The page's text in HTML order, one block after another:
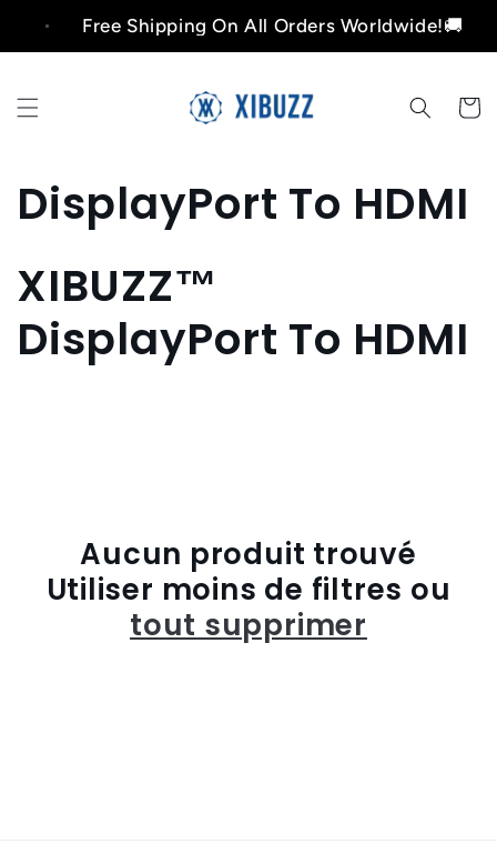
passerFree Shipping On All Orders Worldwide!🚚
Panier
C
o
l
l
DisplayPort To HDMI
XIBUZZ™
DisplayPort To HDMI
Aucun produit trouvé
Utiliser moins de filtres ou
tout supprimer